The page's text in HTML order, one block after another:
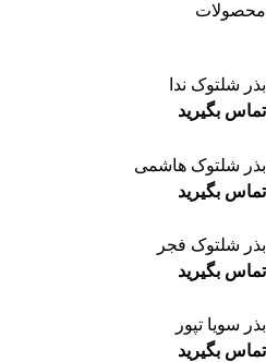
محصولات
بذر شلتوک ندا
تماس بگیرید
بذر شلتوک هاشمی
تماس بگیرید
بذر شلتوک فجر
تماس بگیرید
بذر سویا تپور
تماس بگیرید